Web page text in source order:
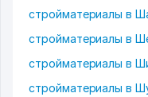
стройматериалы в
стройматериалы в
стройматериалы в
стройматериалы в